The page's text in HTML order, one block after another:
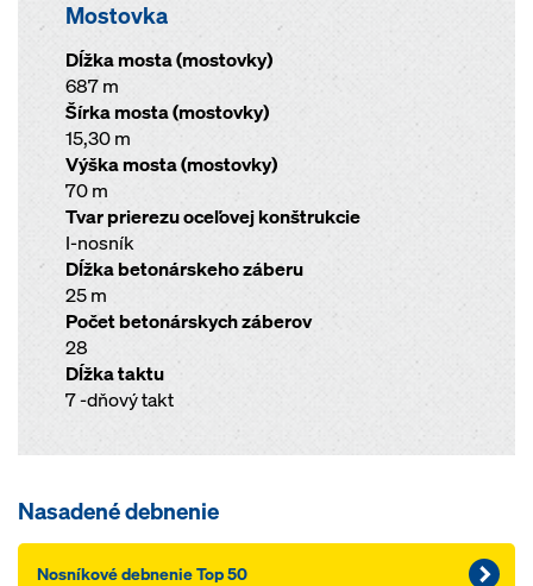
Mostovka
Dĺžka mosta (mostovky)
687 m
Šírka mosta (mostovky)
15,30 m
Výška mosta (mostovky)
70 m
Tvar prierezu oceľovej konštrukcie
I-nosník
Dĺžka betonárskeho záberu
25 m
Počet betonárskych záberov
28
Dĺžka taktu
7 -dňový takt
Nasadené debnenie
Nosníkové debnenie Top 50